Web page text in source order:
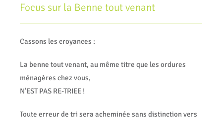
Focus sur la Benne tout venant
Cassons les croyances :
La benne tout venant, au même titre que les ordures
ménagères chez vous,
N’EST PAS RE-TRIEE !
Toute erreur de tri sera acheminée sans distinction vers